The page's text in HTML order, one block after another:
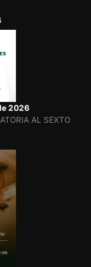
2026
AL SEXTO